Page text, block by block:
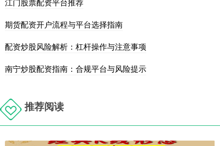
期货配资开户流程与平台选择指南
配资炒股风险解析：杠杆操作与注意事项
南宁炒股配资指南：合规平台与风险提示
推荐阅读